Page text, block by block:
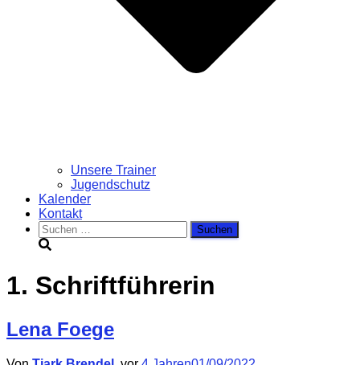
Unsere Trainer
Jugendschutz
Kalender
Kontakt
Suchen
nach:
1. Schriftführerin
Lena Foege